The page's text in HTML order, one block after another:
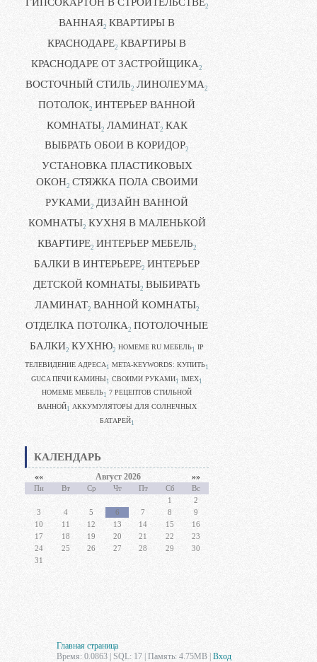
2
ВАННАЯ2 КВАРТИРЫ В
КРАСНОДАРЕ2 КВАРТИРЫ В
КРАСНОДАРЕ ОТ ЗАСТРОЙЩИКА2
ВОСТОЧНЫЙ СТИЛЬ2 ЛИНОЛЕУМА2
ПОТОЛОК2 ИНТЕРЬЕР ВАННОЙ
КОМНАТЫ2 ЛАМИНАТ2 КАК
ВЫБРАТЬ ОБОИ В КОРИДОР2
УСТАНОВКА ПЛАСТИКОВЫХ
ОКОН2 СТЯЖКА ПОЛА СВОИМИ
РУКАМИ2 ДИЗАЙН ВАННОЙ
КОМНАТЫ2 КУХНЯ В МАЛЕНЬКОЙ
КВАРТИРЕ2 ИНТЕРЬЕР МЕБЕЛЬ2
БАЛКИ В ИНТЕРЬЕРЕ2 ИНТЕРЬЕР
ДЕТСКОЙ КОМНАТЫ2 ВЫБИРАТЬ
ЛАМИНАТ2 ВАННОЙ КОМНАТЫ2
ОТДЕЛКА ПОТОЛКА2 ПОТОЛОЧНЫЕ
БАЛКИ2 КУХНЮ2 HOMEME RU МЕБЕЛЬ1 IP
ТЕЛЕВИДЕНИЕ АДРЕСА 1 META-KEYWORDS: КУПИТЬ1
GUCA ПЕЧИ КАМИНЫ1 CВОИМИ РУКАМИ1 IMEX1
HOMEME МЕБЕЛЬ1 7 РЕЦЕПТОВ СТИЛЬНОЙ
ВАННОЙ1 АККУМУЛЯТОРЫ ДЛЯ СОЛНЕЧНЫХ
БАТАРЕЙ1
КАЛЕНДАРЬ
«« Август 2026 »»
Пн Вт Ср Чт Пт Сб
Вс
1
2
3
4 5 6 7 8
9
10
11 12 13 14 15
16
17
18 19 20 21 22
23
24
25 26 27 28 29
30
31
Главная страница
Время: 0.0863 | SQL: 17 | Память: 4.75MB Вход